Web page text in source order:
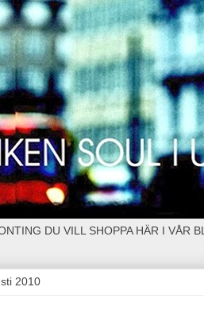
DU VILL SHOPPA HÄR I VÅR
2010